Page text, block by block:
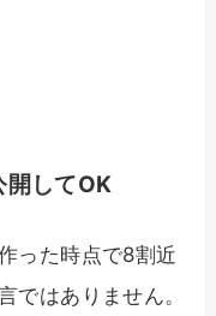
開してOK
った時点で8割近
ではありません。